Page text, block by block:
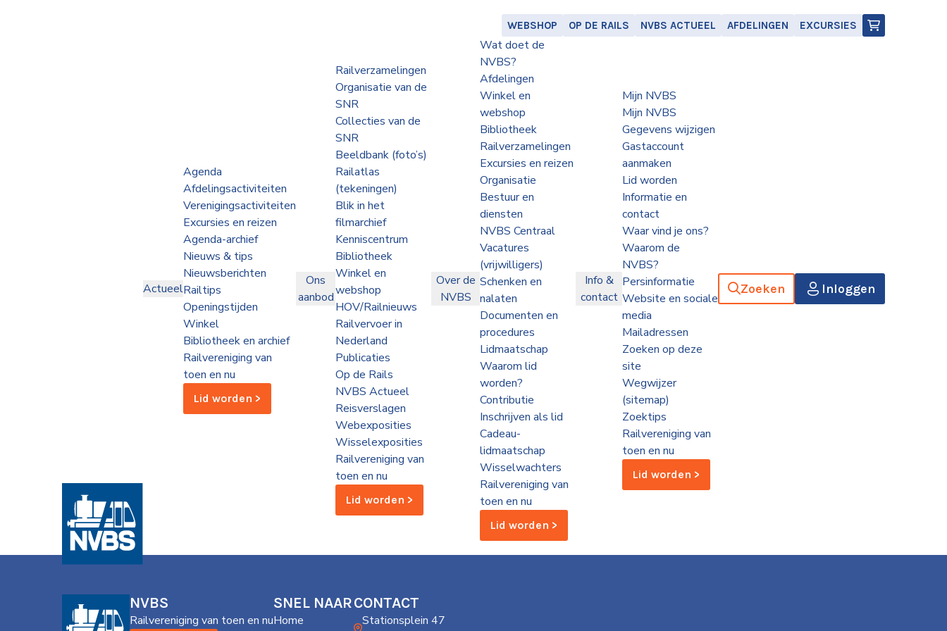
WEBSHOP OP DE RAILS NVBS ACTUEEL AFDELINGEN EXCURSIES
Actueel
Agenda
Afdelingsactiviteiten
Verenigingsactiviteiten
Excursies en reizen
Agenda-archief
Nieuws & tips
Nieuwsberichten
Railtips
Openingstijden
Winkel
Bibliotheek en archief
Railvereniging van
toen en nu
Lid worden >
Ons
aanbod
Railverzamelingen
Organisatie van de
SNR
Collecties van de
SNR
Beeldbank (foto’s)
Railatlas
(tekeningen)
Blik in het
filmarchief
Kenniscentrum
Bibliotheek
Winkel en
webshop
HOV/Railnieuws
Railvervoer in
Nederland
Publicaties
Op de Rails
NVBS Actueel
Reisverslagen
Webexposities
Wisselexposities
Railvereniging van
toen en nu
Lid worden >
Over de
NVBS
Wat doet de
NVBS?
Afdelingen
Winkel en
webshop
Bibliotheek
Railverzamelingen
Excursies en reizen
Organisatie
Bestuur en
diensten
NVBS Centraal
Vacatures
(vrijwilligers)
Schenken en
nalaten
Documenten en
procedures
Lidmaatschap
Waarom lid
worden?
Contributie
Inschrijven als lid
Cadeau-
lidmaatschap
Wisselwachters
Railvereniging van
toen en nu
Lid worden >
Info &
contact
Mijn NVBS
Mijn NVBS
Gegevens wijzigen
Gastaccount
aanmaken
Lid worden
Informatie en
contact
Waar vind je ons?
Waarom de
NVBS?
Persinformatie
Website en sociale
media
Mailadressen
Zoeken op deze
site
Wegwijzer
(sitemap)
Zoektips
Railvereniging van
toen en nu
Lid worden >
Zoeken Inloggen
NVBS
Railvereniging van toen en nu
SNEL NAAR
Home
CONTACT
Stationsplein 47